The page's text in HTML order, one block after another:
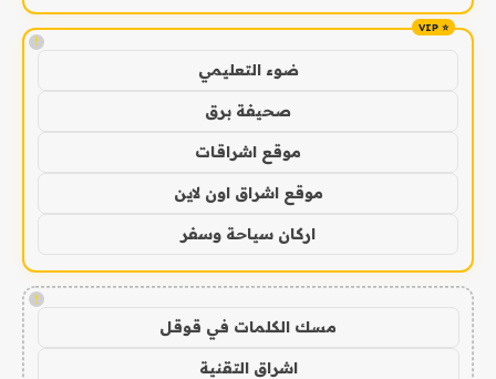
!
ضوء التعليمي
صحيفة برق
موقع اشراقات
موقع اشراق اون لاين
اركان سياحة وسفر
!
مسك الكلمات في قوقل
اشراق التقنية